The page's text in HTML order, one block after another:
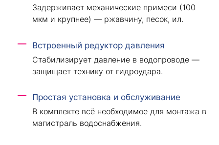
Задерживает механические примеси (100
мкм и крупнее) — ржавчину, песок, ил.
Встроенный редуктор давления
Стабилизирует давление в водопроводе —
защищает технику от гидроудара.
Простая установка и обслуживание
В комплекте всё необходимое для монтажа в
магистраль водоснабжения.